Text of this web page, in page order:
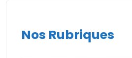
Nos Rubriques